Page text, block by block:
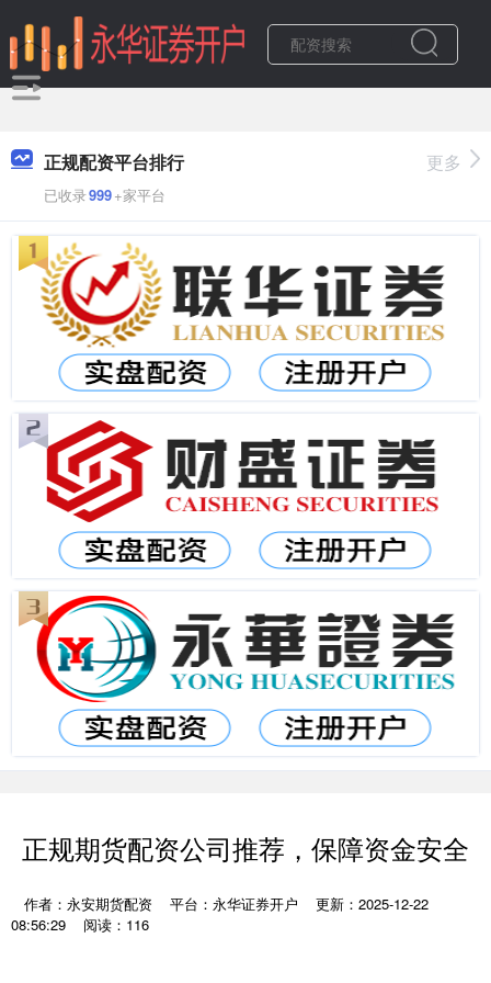
正规配资平台排行
已收录999+家平台
更多
正规期货配资公司推荐，保障资金安全
作者：永安期货配资 平台：永华证券开户
更新：2025-12-22
08:56:29
阅读：116